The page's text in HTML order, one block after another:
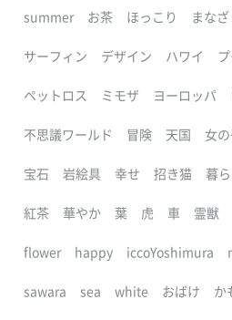
summer お茶 ほっこり まな
サーフィン デザイン ハワイ
ペットロス ミモザ ヨーロッパ
不思議ワールド 冒険 天国 女
宝石 岩絵具 幸せ 招き猫 暮
紅茶 華やか 葉 虎 車 霊獣
flower happy iccoYoshimura
sawara sea white おばけ か